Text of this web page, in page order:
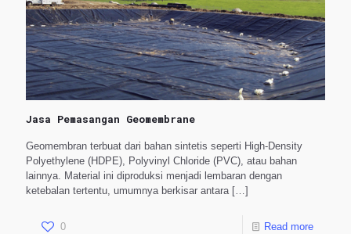
Jasa Pemasangan Geomembrane
Geomembran terbuat dari bahan sintetis seperti High-Density
Polyethylene (HDPE), Polyvinyl Chloride (PVC), atau bahan
lainnya. Material ini diproduksi menjadi lembaran dengan
ketebalan tertentu, umumnya berkisar antara[…]
0 Read more